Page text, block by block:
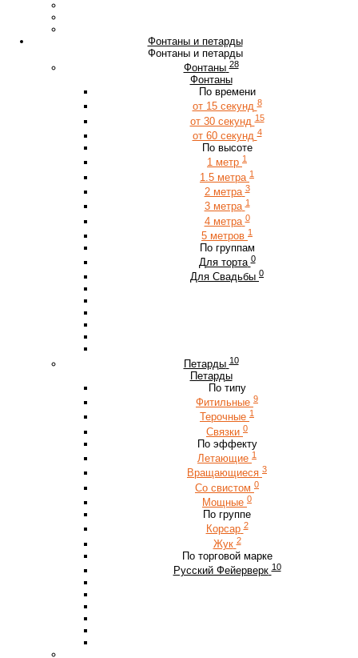
Фонтаны и петарды
Фонтаны и петарды
Фонтаны 28
Фонтаны
По времени
от 15 секунд 8
от 30 секунд 15
от 60 секунд 4
По высоте
1 метр 1
1.5 метра 1
2 метра 3
3 метра 1
4 метра 0
5 метров 1
По группам
Для торта 0
Для Свадьбы 0
Петарды 10
Петарды
По типу
Фитильные 9
Терочные 1
Связки 0
По эффекту
Летающие 1
Вращающиеся 3
Со свистом 0
Мощные 0
По группе
Корсар 2
Жук 2
По торговой марке
Русский Фейерверк 10